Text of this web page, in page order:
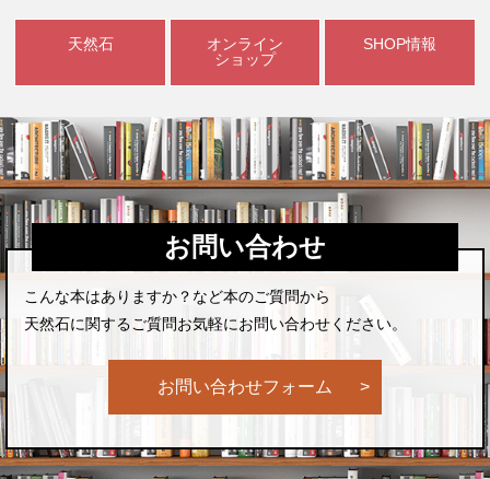
天然石
オンライン
ショップ
SHOP情報
お問い合わせ
こんな本はありますか？など本のご質問から
天然石に関するご質問お気軽にお問い合わせください。
お問い合わせフォーム